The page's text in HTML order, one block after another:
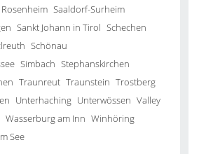
Rosenheim Saaldorf-Surheim
Sankt Johann in Tirol Schechen
Schönau
Simbach Stephanskirchen
Traunreut Traunstein Trostberg
Unterhaching Unterwössen Valley
Wasserburg am Inn Winhöring
See